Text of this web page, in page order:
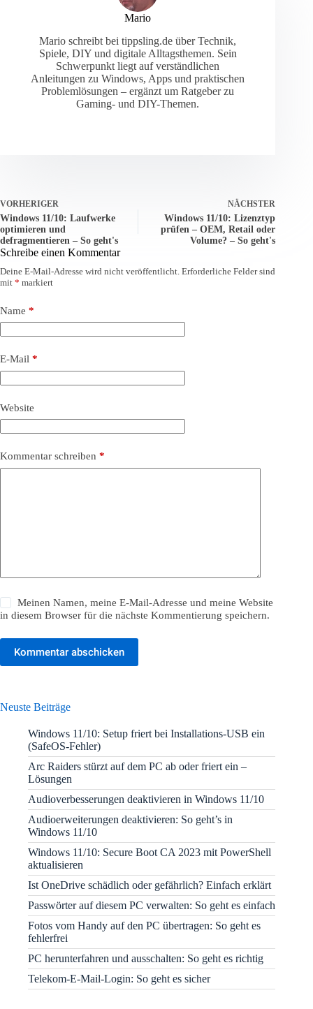
Mario
Mario schreibt bei tippsling.de über Technik,
Spiele, DIY und digitale Alltagsthemen. Sein
Schwerpunkt liegt auf verständlichen
Anleitungen zu Windows, Apps und praktischen
Problemlösungen – ergänzt um Ratgeber zu
Gaming- und DIY-Themen.
VORHERIGER
Windows 11/10: Laufwerke
optimieren und
defragmentieren – So geht's
NÄCHSTER
Windows 11/10: Lizenztyp
prüfen – OEM, Retail oder
Volume? – So geht's
Schreibe einen Kommentar
Deine E-Mail-Adresse wird nicht veröffentlicht. Erforderliche Felder sind
mit * markiert
Name *
E-Mail *
Website
Kommentar schreiben *
Meinen Namen, meine E-Mail-Adresse und meine Website
in diesem Browser für die nächste Kommentierung speichern.
Kommentar abschicken
Neuste Beiträge
Windows 11/10: Setup friert bei Installations-USB ein
(SafeOS-Fehler)
Arc Raiders stürzt auf dem PC ab oder friert ein –
Lösungen
Audioverbesserungen deaktivieren in Windows 11/10
Audioerweiterungen deaktivieren: So geht’s in
Windows 11/10
Windows 11/10: Secure Boot CA 2023 mit PowerShell
aktualisieren
Ist OneDrive schädlich oder gefährlich? Einfach erklärt
Passwörter auf diesem PC verwalten: So geht es einfach
Fotos vom Handy auf den PC übertragen: So geht es
fehlerfrei
PC herunterfahren und ausschalten: So geht es richtig
Telekom-E-Mail-Login: So geht es sicher